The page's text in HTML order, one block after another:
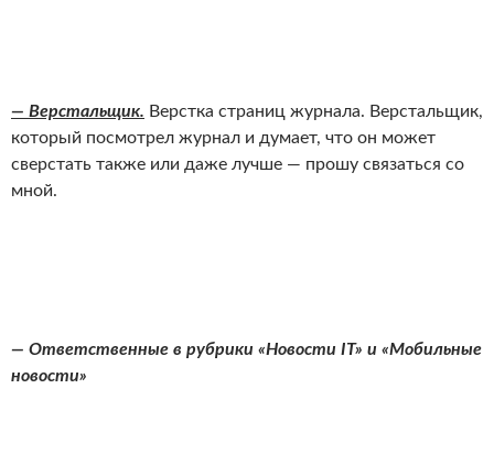
— Верстальщик. Верстка страниц журнала. Верстальщик,
который посмотрел журнал и думает, что он может
сверстать также или даже лучше — прошу связаться со
мной.
— Ответственные в рубрики «Новости IT» и «Мобильные
новости»